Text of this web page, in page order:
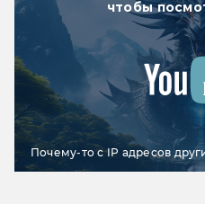
чтобы
Почему-то с IP адресов